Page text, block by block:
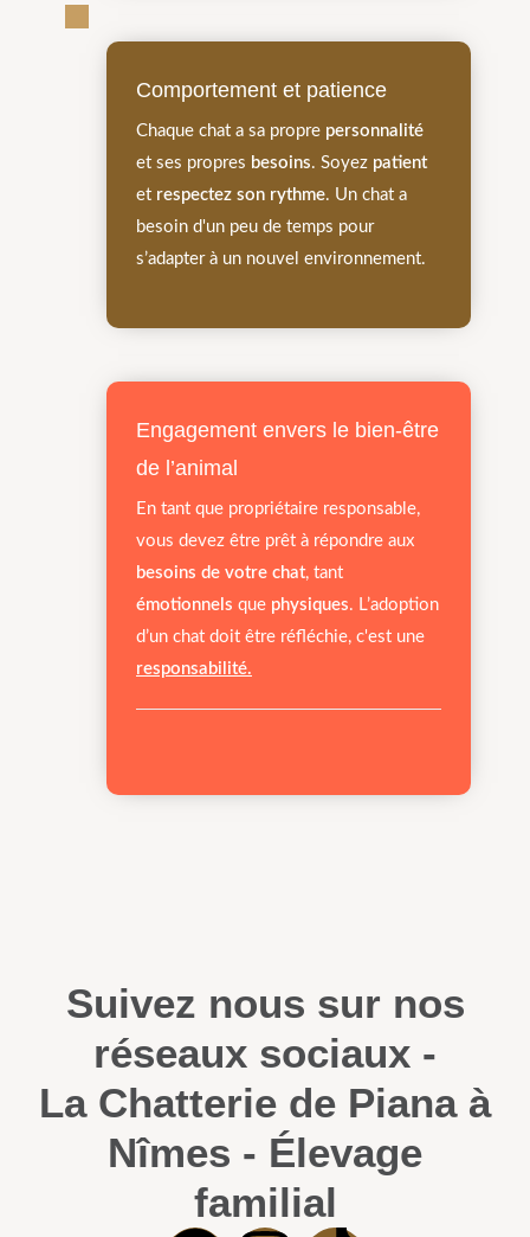
Comportement et patience
Chaque chat a sa propre personnalité
et ses propres besoins. Soyez patient
et respectez son rythme. Un chat a
besoin d'un peu de temps pour
s’adapter à un nouvel environnement.
Engagement envers le bien-être
de l’animal
En tant que propriétaire responsable,
vous devez être prêt à répondre aux
besoins de votre chat, tant
émotionnels que physiques. L’adoption
d’un chat doit être réfléchie, c'est une
responsabilité.
Suivez nous sur nos
réseaux sociaux -
La Chatterie de Piana à
Nîmes - Élevage
familial